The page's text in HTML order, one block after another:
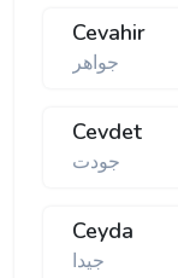
Cevahir
جواهر
Cevdet
جودت
Ceyda
جیدا